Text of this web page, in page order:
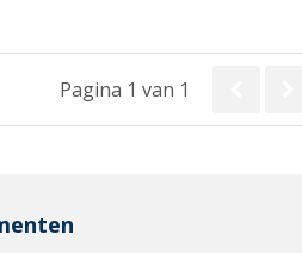
Pagina 1 van 1